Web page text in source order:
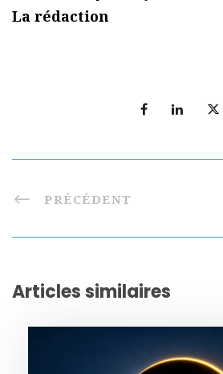
La rédaction
PRÉCÉDENT
Articles similaires